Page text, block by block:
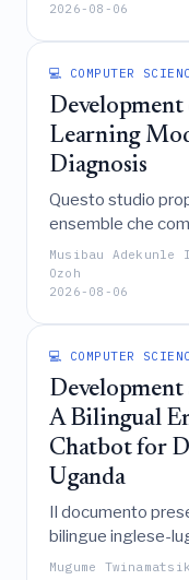
variabili, un
assistito da
risolvere
multi-obiettivo ad
sotto budget di
2026-08-06
💻 COMPUTER
Development
Learning
Diagnosis
Questo studio
ensemble che
ResNet-18,
nigeriani di origine
un'accuratezza
tumore al seno
dell'uso di dataset
sviluppo dell'IA.
Musibau
Ozoh
2026-08-06
💻 COMPUTER
A Bilingual
Chatbot for
Uganda
Il documento
bilingue inglese-
commerciali nel
Mugume